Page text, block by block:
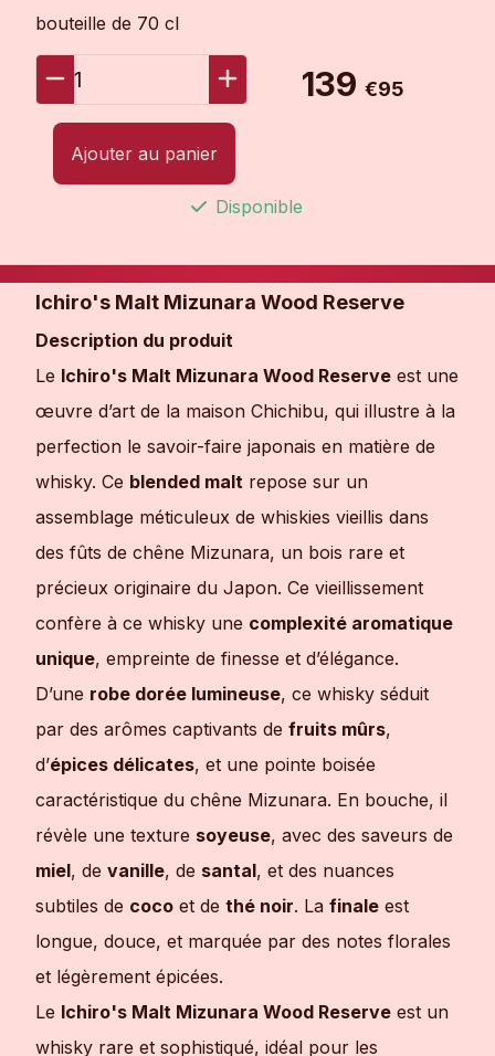
bouteille de 70 cl
1 139€95
Ajouter au panier
Disponible
Ichiro's Malt Mizunara Wood Reserve
Description du produit
Le Ichiro's Malt Mizunara Wood Reserve est une
œuvre d’art de la maison Chichibu, qui illustre à la
perfection le savoir-faire japonais en matière de
whisky. Ce blended malt repose sur un
assemblage méticuleux de whiskies vieillis dans
des fûts de chêne Mizunara, un bois rare et
précieux originaire du Japon. Ce vieillissement
confère à ce whisky une complexité aromatique
unique, empreinte de finesse et d’élégance.
D’une robe dorée lumineuse, ce whisky séduit
par des arômes captivants de fruits mûrs,
d’épices délicates, et une pointe boisée
caractéristique du chêne Mizunara. En bouche, il
révèle une texture soyeuse, avec des saveurs de
miel, de vanille, de santal, et des nuances
subtiles de coco et de thé noir. La finale est
longue, douce, et marquée par des notes florales
et légèrement épicées.
Le Ichiro's Malt Mizunara Wood Reserve est un
whisky rare et sophistiqué, idéal pour les